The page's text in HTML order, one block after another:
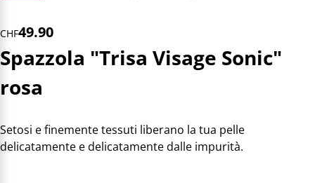
CHF49.90
Spazzola "Trisa Visage Sonic"
rosa
Setosi e finemente tessuti liberano la tua pelle
delicatamente e delicatamente dalle impurità.